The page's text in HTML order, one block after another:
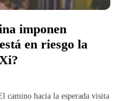
imponen
en riesgo la
camino hacia la esperada visita